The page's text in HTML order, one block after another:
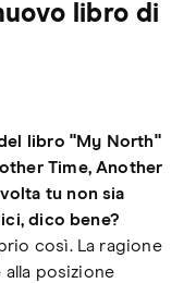
libro di
libro "My North"
Time, Another
tu non sia
dico bene?
così. La ragione
posizione